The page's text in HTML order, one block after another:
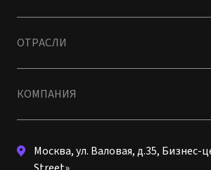
ОТРАСЛИ
КОМПАНИЯ
Москва, ул. Валовая, д.35, Бизнес-